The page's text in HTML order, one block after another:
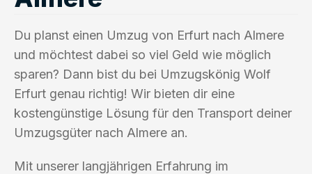
Du planst einen Umzug von Erfurt nach Almere
und möchtest dabei so viel Geld wie möglich
sparen? Dann bist du bei Umzugskönig Wolf
Erfurt genau richtig! Wir bieten dir eine
kostengünstige Lösung für den Transport deiner
Umzugsgüter nach Almere an.
Mit unserer langjährigen Erfahrung im